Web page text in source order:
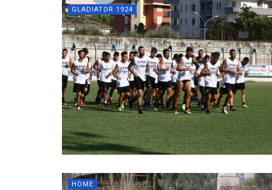
GLADIATOR 1924
HOME